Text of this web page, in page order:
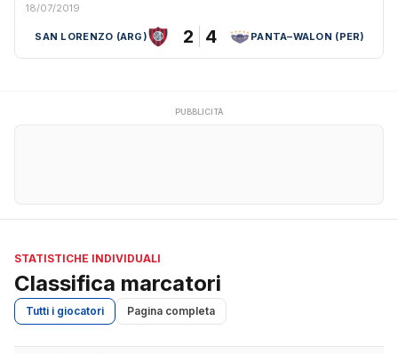
18/07/2019
SAN LORENZO (ARG) 2 4 PANTA–WALON (PER)
PUBBLICITÀ
STATISTICHE INDIVIDUALI
Classifica marcatori
Tutti i giocatori Pagina completa